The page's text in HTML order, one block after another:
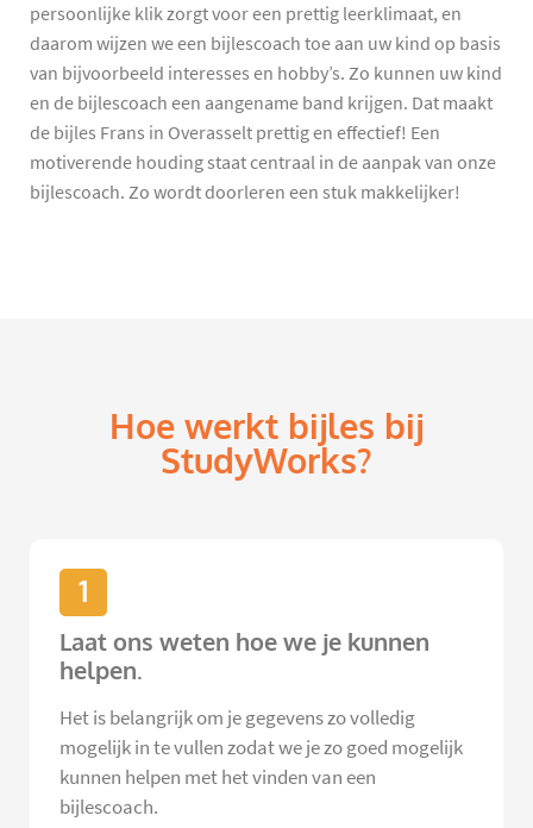
persoonlijke klik zorgt voor een prettig leerklimaat, en
daarom wijzen we een bijlescoach toe aan uw kind op basis
van bijvoorbeeld interesses en hobby’s. Zo kunnen uw kind
en de bijlescoach een aangename band krijgen. Dat maakt
de bijles Frans in Overasselt prettig en effectief! Een
motiverende houding staat centraal in de aanpak van onze
bijlescoach. Zo wordt doorleren een stuk makkelijker!
Hoe werkt bijles bij
StudyWorks?
1
Laat ons weten hoe we je kunnen
helpen.
Het is belangrijk om je gegevens zo volledig
mogelijk in te vullen zodat we je zo goed mogelijk
kunnen helpen met het vinden van een
bijlescoach.